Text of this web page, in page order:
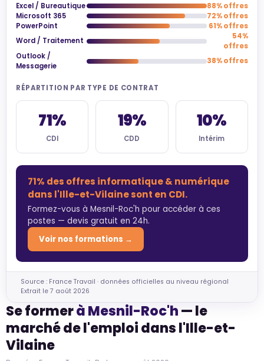
Excel / Bureautique
88% offres
Microsoft 365
72% offres
PowerPoint
61% offres
Word / Traitement
54%
offres
Outlook /
Messagerie
38% offres
RÉPARTITION PAR TYPE DE CONTRAT
71%
CDI
19%
CDD
10%
Intérim
71% des offres informatique & numérique
dans l'Ille-et-Vilaine sont en CDI.
Formez-vous à Mesnil-Roc'h pour accéder à ces
postes — devis gratuit en 24h.
Voir nos formations →
Source : France Travail · données officielles au niveau régional
Extrait le 7 août 2026
Se formerà Mesnil-Roc'h— le
marché de l'emploi dans l'Ille-et-
Vilaine